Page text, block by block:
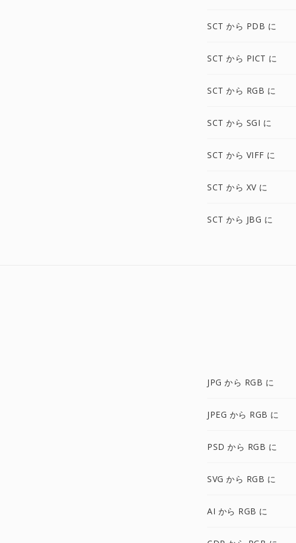
SCT から PDB に
SCT から PICT に
SCT から RGB に
SCT から SGI に
SCT から VIFF に
SCT から XV に
SCT から JBG に
JPG から RGB に
JPEG から RGB に
PSD から RGB に
SVG から RGB に
AI から RGB に